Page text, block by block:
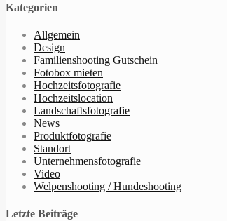
Kategorien
Allgemein
Design
Familienshooting Gutschein
Fotobox mieten
Hochzeitsfotografie
Hochzeitslocation
Landschaftsfotografie
News
Produktfotografie
Standort
Unternehmensfotografie
Video
Welpenshooting / Hundeshooting
Letzte Beiträge